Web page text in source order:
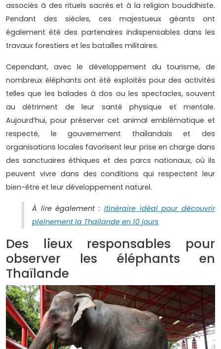
associés à des rituels sacrés et à la religion bouddhiste.
Pendant des siècles, ces majestueux géants ont
également été des partenaires indispensables dans les
travaux forestiers et les batailles militaires.
Cependant, avec le développement du tourisme, de
nombreux éléphants ont été exploités pour des activités
telles que les balades à dos ou les spectacles, souvent
au détriment de leur santé physique et mentale.
Aujourd’hui, pour préserver cet animal emblématique et
respecté, le gouvernement thaïlandais et des
organisations locales favorisent leur prise en charge dans
des sanctuaires éthiques et des parcs nationaux, où ils
peuvent vivre dans des conditions qui respectent leur
bien-être et leur développement naturel.
À lire également : Itinéraire idéal pour découvrir
pleinement la Thaïlande en 10 jours
Des lieux responsables pour
observer les éléphants en
Thaïlande